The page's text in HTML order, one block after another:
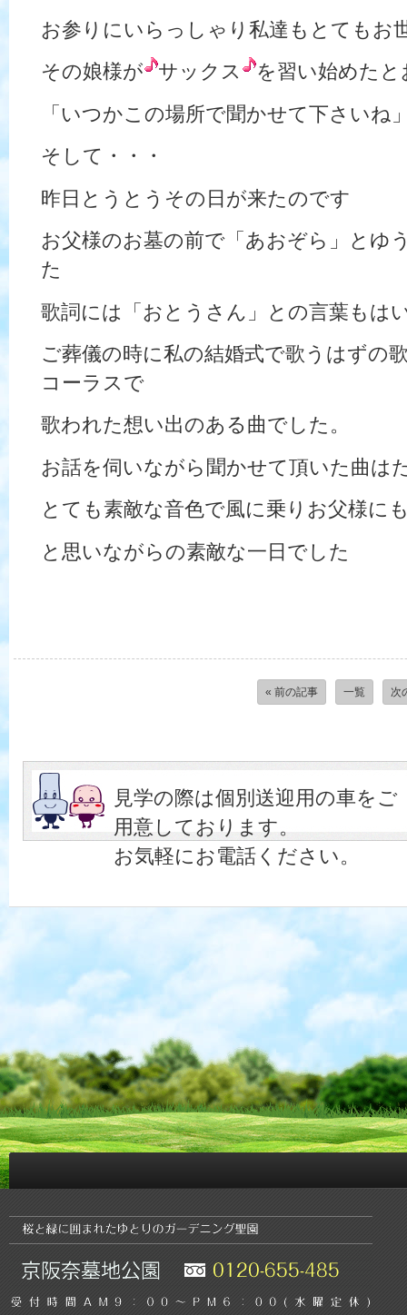
お参りにいらっしゃり私達もとてもお
その娘様が
サックス
を習い始めた
「いつかこの場所で聞かせて下さいね
そして・・・
昨日とうとうその日が来たのです
お父様のお墓の前で「あおぞら」とゆ
た
歌詞には「おとうさん」との言葉もは
ご葬儀の時に私の結婚式で歌うはずの
コーラスで
歌われた想い出のある曲でした。
お話を伺いながら聞かせて頂いた曲は
とても素敵な音色で風に乗りお父様に
と思いながらの素敵な一日でした
« 前の記事 一覧 次
見学の際は個別送迎用の車をご
用意しております。
お気軽にお電話ください。